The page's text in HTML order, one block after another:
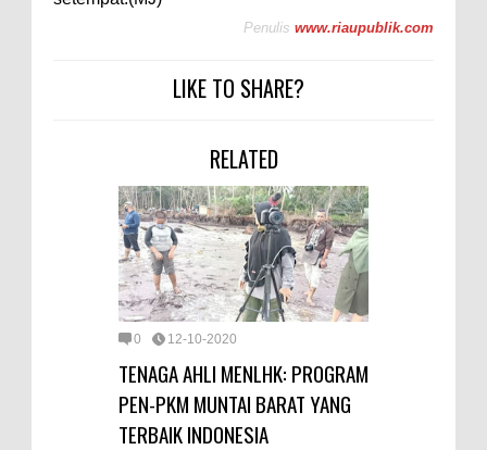
Penulis www.riaupublik.com
LIKE TO SHARE?
RELATED
0 12-10-2020
TENAGA AHLI MENLHK: PROGRAM
PEN-PKM MUNTAI BARAT YANG
TERBAIK INDONESIA